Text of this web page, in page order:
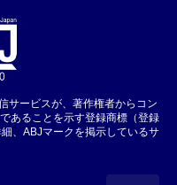
サービスが、著作権者からコン
あることを示す登録商標（登録
、ABJマークを掲示しているサ